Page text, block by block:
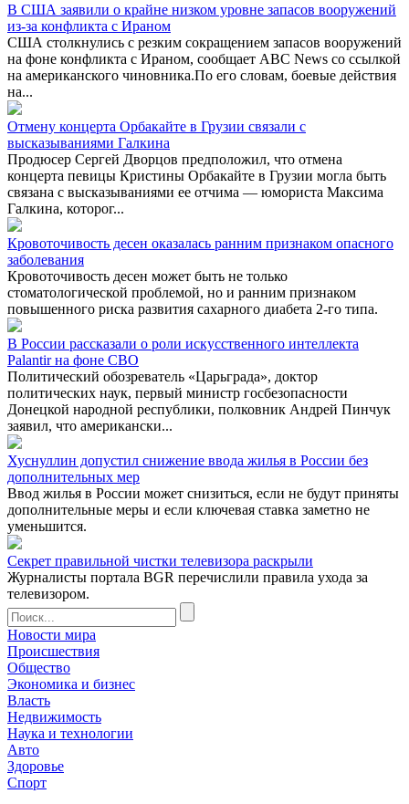
В США заявили о крайне низком уровне запасов вооружений
из-за конфликта с Ираном
США столкнулись с резким сокращением запасов вооружений
на фоне конфликта с Ираном, сообщает ABC News со ссылкой
на американского чиновника.По его словам, боевые действия
на...
Отмену концерта Орбакайте в Грузии связали с
высказываниями Галкина
Продюсер Сергей Дворцов предположил, что отмена
концерта певицы Кристины Орбакайте в Грузии могла быть
связана с высказываниями ее отчима — юмориста Максима
Галкина, которог...
Кровоточивость десен оказалась ранним признаком опасного
заболевания
Кровоточивость десен может быть не только
стоматологической проблемой, но и ранним признаком
повышенного риска развития сахарного диабета 2-го типа.
В России рассказали о роли искусственного интеллекта
Palantir на фоне СВО
Политический обозреватель «Царьграда», доктор
политических наук, первый министр госбезопасности
Донецкой народной республики, полковник Андрей Пинчук
заявил, что американски...
Хуснуллин допустил снижение ввода жилья в России без
дополнительных мер
Ввод жилья в России может снизиться, если не будут приняты
дополнительные меры и если ключевая ставка заметно не
уменьшится.
Секрет правильной чистки телевизора раскрыли
Журналисты портала BGR перечислили правила ухода за
телевизором.
Новости мира
Происшествия
Общество
Экономика и бизнес
Власть
Недвижимость
Наука и технологии
Авто
Здоровье
Спорт